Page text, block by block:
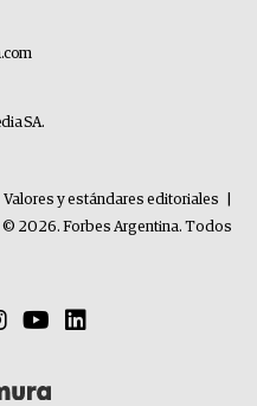
SA.
Valores y estándares editoriales
© 2026. Forbes Argentina. Todos